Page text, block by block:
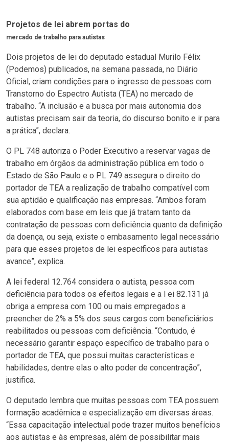
Projetos de lei abrem portas do
mercado de trabalho para autistas
Dois projetos de lei do deputado estadual Murilo Félix
(Podemos) publicados, na semana passada, no Diário
Oficial, criam condições para o ingresso de pessoas com
Transtorno do Espectro Autista (TEA) no mercado de
trabalho. “A inclusão e a busca por mais autonomia dos
autistas precisam sair da teoria, do discurso bonito e ir para
a prática”, declara.
O PL 748 autoriza o Poder Executivo a reservar vagas de
trabalho em órgãos da administração pública em todo o
Estado de São Paulo e o PL 749 assegura o direito do
portador de TEA a realização de trabalho compatível com
sua aptidão e qualificação nas empresas. “Ambos foram
elaborados com base em leis que já tratam tanto da
contratação de pessoas com deficiência quanto da definição
da doença, ou seja, existe o embasamento legal necessário
para que esses projetos de lei específicos para autistas
avance”, explica.
A lei federal 12.764 considera o autista, pessoa com
deficiência para todos os efeitos legais e a l ei 82.131 já
obriga a empresa com 100 ou mais empregados a
preencher de 2% a 5% dos seus cargos com beneficiários
reabilitados ou pessoas com deficiência. “Contudo, é
necessário garantir espaço específico de trabalho para o
portador de TEA, que possui muitas características e
habilidades, dentre elas o alto poder de concentração”,
justifica.
O deputado lembra que muitas pessoas com TEA possuem
formação acadêmica e especialização em diversas áreas.
“Essa capacitação intelectual pode trazer muitos benefícios
aos autistas e às empresas, além de possibilitar mais